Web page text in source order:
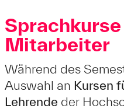
Mitarbeiter
Während des
Auswahl an Kursen
Lehrende der